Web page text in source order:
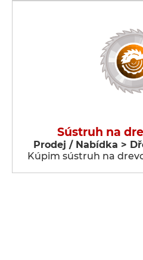
Sústruh na
Prodej / Nabídka >
Kúpim sústruh na